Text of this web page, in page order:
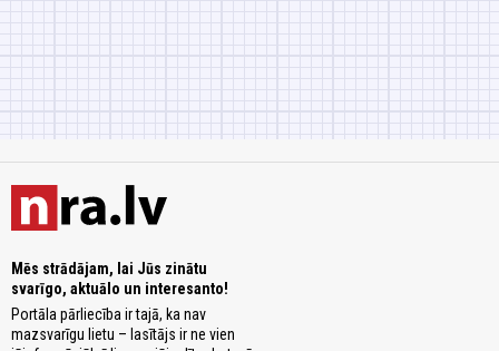
Mēs strādājam, lai Jūs zinātu
svarīgo, aktuālo un interesanto!
Portāla pārliecība ir tajā, ka nav
mazsvarīgu lietu – lasītājs ir ne vien